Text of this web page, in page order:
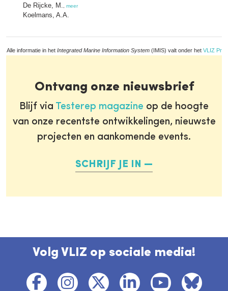
De Rijcke, M. meer
Koelmans, A.A.
Alle informatie in het Integrated Marine Information System (IMIS) valt onder het VLIZ
Ontvang onze nieuwsbrief
Blijf via Testerep magazine op de hoogte
van onze recentste ontwikkelingen, nieuwste
projecten en aankomende events.
SCHRIJF JE IN
Volg VLIZ op sociale media!